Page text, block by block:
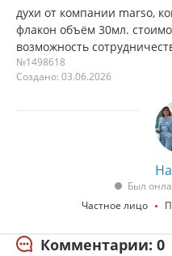
духи от компании marso,
флакон объём 30мл.
возможность
№1498618
Создано: 03.06.2026
Был
Частное лицо
Комментарии: 0